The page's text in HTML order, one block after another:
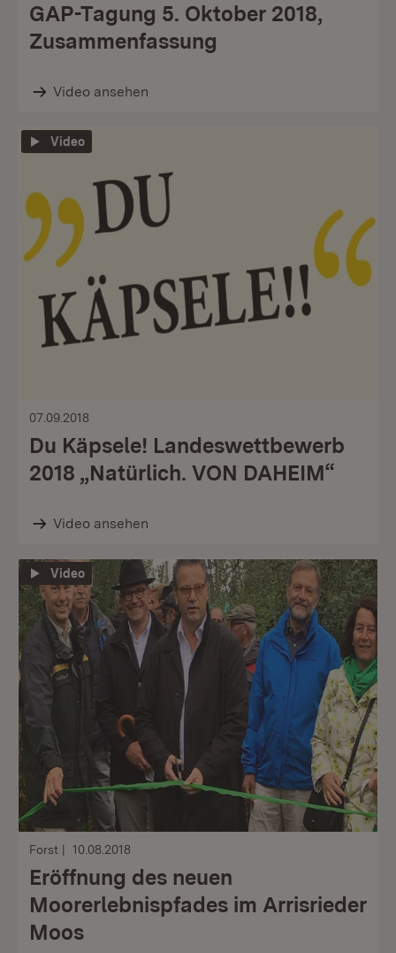
GAP-Tagung 5. Oktober 2018,
Zusammenfassung
Video ansehen
Video
07.09.2018
Du Käpsele! Landeswettbewerb
2018 „Natürlich. VON DAHEIM“
Video ansehen
Video
Forst 10.08.2018
Eröffnung des neuen
Moorerlebnispfades im Arrisrieder
Moos